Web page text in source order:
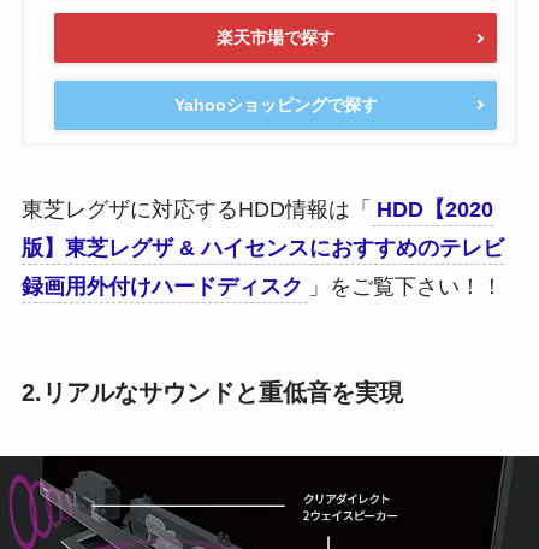
楽天市場で探す
Yahooショッピングで探す
東芝レグザに対応するHDD情報は「 HDD【2020
版】東芝レグザ & ハイセンスにおすすめのテレビ
録画用外付けハードディスク 」をご覧下さい！！
2.リアルなサウンドと重低音を実現